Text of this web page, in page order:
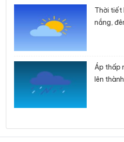
Thời tiết
nắng,
Áp thấp
lên